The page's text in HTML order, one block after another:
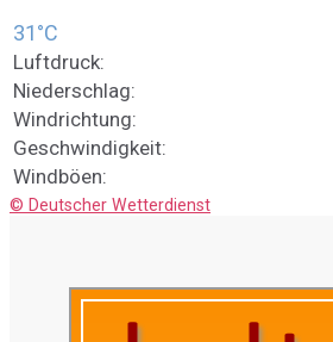
31°C
Luftdruck:
Niederschlag:
Windrichtung:
Geschwindigkeit:
Windböen:
© Deutscher Wetterdienst